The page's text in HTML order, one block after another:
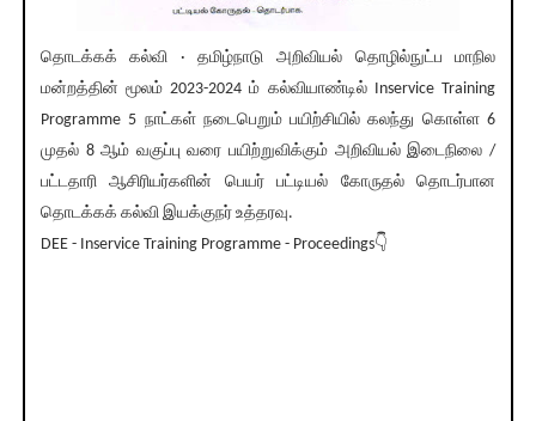
தொடக்கக் கல்வி · தமிழ்நாடு அறிவியல் தொழில்நுட்ப மாநில
மன்றத்தின் மூலம் 2023-2024 ம் கல்வியாண்டில் Inservice Training
Programme 5 நாட்கள் நடைபெறும் பயிற்சியில் கலந்து கொள்ள 6
முதல் 8 ஆம் வகுப்பு வரை பயிற்றுவிக்கும் அறிவியல் இடைநிலை /
பட்டதாரி ஆசிரியர்களின் பெயர் பட்டியல் கோருதல் தொடர்பான
தொடக்கக் கல்வி இயக்குநர் உத்தரவு.
DEE - Inservice Training Programme - Proceedings👇